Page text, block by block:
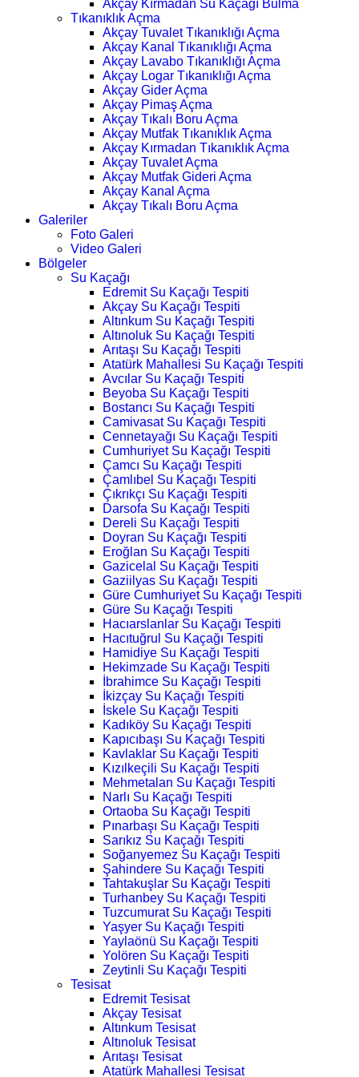
Akçay Kırmadan Su Kaçağı Bulma
Tıkanıklık Açma
Akçay Tuvalet Tıkanıklığı Açma
Akçay Kanal Tıkanıklığı Açma
Akçay Lavabo Tıkanıklığı Açma
Akçay Logar Tıkanıklığı Açma
Akçay Gider Açma
Akçay Pimaş Açma
Akçay Tıkalı Boru Açma
Akçay Mutfak Tıkanıklık Açma
Akçay Kırmadan Tıkanıklık Açma
Akçay Tuvalet Açma
Akçay Mutfak Gideri Açma
Akçay Kanal Açma
Akçay Tıkalı Boru Açma
Galeriler
Foto Galeri
Video Galeri
Bölgeler
Su Kaçağı
Edremit Su Kaçağı Tespiti
Akçay Su Kaçağı Tespiti
Altınkum Su Kaçağı Tespiti
Altınoluk Su Kaçağı Tespiti
Arıtaşı Su Kaçağı Tespiti
Atatürk Mahallesi Su Kaçağı Tespiti
Avcılar Su Kaçağı Tespiti
Beyoba Su Kaçağı Tespiti
Bostancı Su Kaçağı Tespiti
Camivasat Su Kaçağı Tespiti
Cennetayağı Su Kaçağı Tespiti
Cumhuriyet Su Kaçağı Tespiti
Çamcı Su Kaçağı Tespiti
Çamlıbel Su Kaçağı Tespiti
Çıkrıkçı Su Kaçağı Tespiti
Darsofa Su Kaçağı Tespiti
Dereli Su Kaçağı Tespiti
Doyran Su Kaçağı Tespiti
Eroğlan Su Kaçağı Tespiti
Gazicelal Su Kaçağı Tespiti
Gaziilyas Su Kaçağı Tespiti
Güre Cumhuriyet Su Kaçağı Tespiti
Güre Su Kaçağı Tespiti
Hacıarslanlar Su Kaçağı Tespiti
Hacıtuğrul Su Kaçağı Tespiti
Hamidiye Su Kaçağı Tespiti
Hekimzade Su Kaçağı Tespiti
İbrahimce Su Kaçağı Tespiti
İkizçay Su Kaçağı Tespiti
İskele Su Kaçağı Tespiti
Kadıköy Su Kaçağı Tespiti
Kapıcıbaşı Su Kaçağı Tespiti
Kavlaklar Su Kaçağı Tespiti
Kızılkeçili Su Kaçağı Tespiti
Mehmetalan Su Kaçağı Tespiti
Narlı Su Kaçağı Tespiti
Ortaoba Su Kaçağı Tespiti
Pınarbaşı Su Kaçağı Tespiti
Sarıkız Su Kaçağı Tespiti
Soğanyemez Su Kaçağı Tespiti
Şahindere Su Kaçağı Tespiti
Tahtakuşlar Su Kaçağı Tespiti
Turhanbey Su Kaçağı Tespiti
Tuzcumurat Su Kaçağı Tespiti
Yaşyer Su Kaçağı Tespiti
Yaylaönü Su Kaçağı Tespiti
Yolören Su Kaçağı Tespiti
Zeytinli Su Kaçağı Tespiti
Tesisat
Edremit Tesisat
Akçay Tesisat
Altınkum Tesisat
Altınoluk Tesisat
Arıtaşı Tesisat
Atatürk Mahallesi Tesisat